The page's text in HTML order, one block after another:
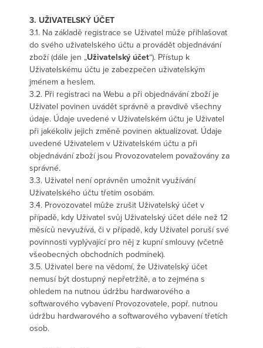
3. UŽIVATELSKÝ ÚČET
3.1. Na základě registrace se Uživatel může přihlašovat
do svého uživatelského účtu a provádět objednávání
zboží (dále jen „Uživatelský účet“). Přístup k
Uživatelskému účtu je zabezpečen uživatelským
jménem a heslem.
3.2. Při registraci na Webu a při objednávání zboží je
Uživatel povinen uvádět správně a pravdivě všechny
údaje. Údaje uvedené v Uživatelském účtu je Uživatel
při jakékoliv jejich změně povinen aktualizovat. Údaje
uvedené Uživatelem v Uživatelském účtu a při
objednávání zboží jsou Provozovatelem považovány za
správné.
3.3. Uživatel není oprávněn umožnit využívání
Uživatelského účtu třetím osobám.
3.4. Provozovatel může zrušit Uživatelský účet v
případě, kdy Uživatel svůj Uživatelský účet déle než 12
měsíců nevyužívá, či v případě, kdy Uživatel poruší své
povinnosti vyplývající pro něj z kupní smlouvy (včetně
všeobecných obchodních podmínek).
3.5. Uživatel bere na vědomí, že Uživatelský účet
nemusí být dostupný nepřetržitě, a to zejména s
ohledem na nutnou údržbu hardwarového a
softwarového vybavení Provozovatele, popř. nutnou
údržbu hardwarového a softwarového vybavení třetích
osob.